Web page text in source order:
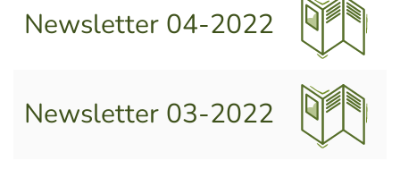
Newsletter 04-2022
Newsletter 03-2022